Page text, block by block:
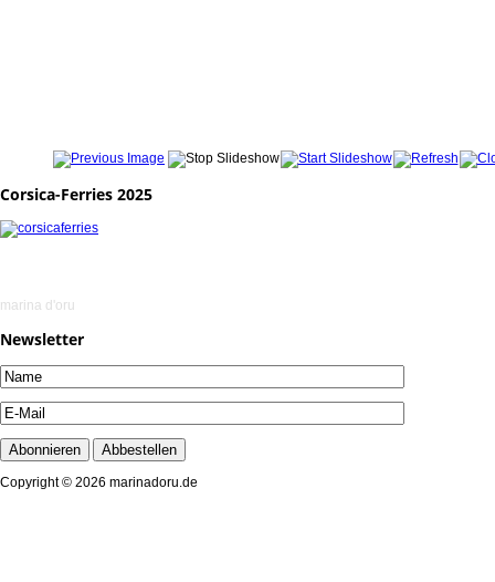
Corsica-Ferries 2025
marina d'oru
Newsletter
Copyright © 2026 marinadoru.de